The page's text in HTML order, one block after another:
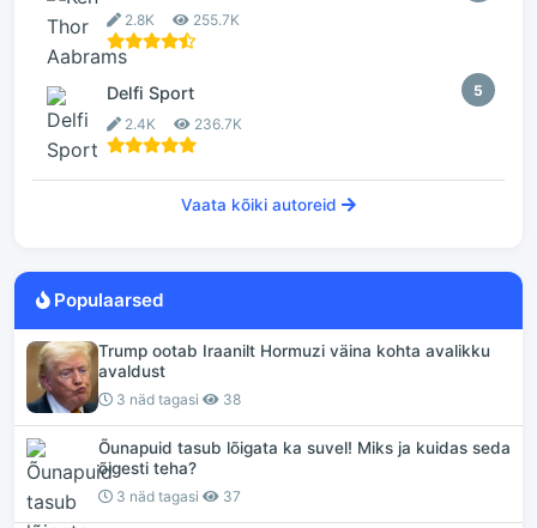
2.8K 255.7K
5
Delfi Sport
2.4K 236.7K
Vaata kõiki autoreid
Populaarsed
Trump ootab Iraanilt Hormuzi väina kohta avalikku
avaldust
3 näd tagasi 38
Õunapuid tasub lõigata ka suvel! Miks ja kuidas seda
õigesti teha?
3 näd tagasi 37